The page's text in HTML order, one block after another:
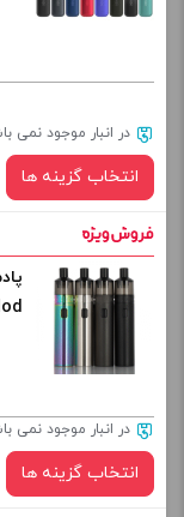
در انبار موجود نمی
انتخاب گزینه ها
برای فعال شدن
از کادر بالا انتخاب
+
در انبار موجود نمی
انتخاب گزینه ها